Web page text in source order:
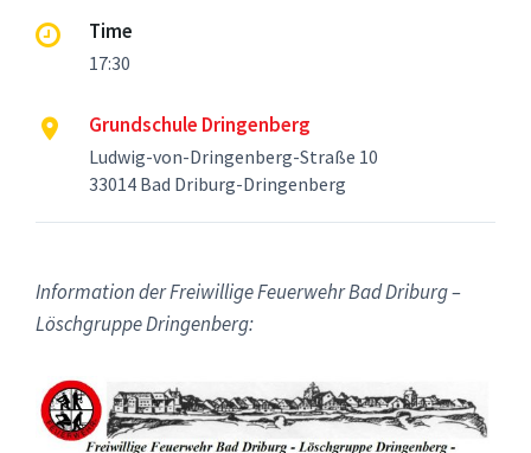
Time
17:30
Grundschule Dringenberg
Ludwig-von-Dringenberg-Straße 10
33014 Bad Driburg-Dringenberg
Information der Freiwillige Feuerwehr Bad Driburg –
Löschgruppe Dringenberg: